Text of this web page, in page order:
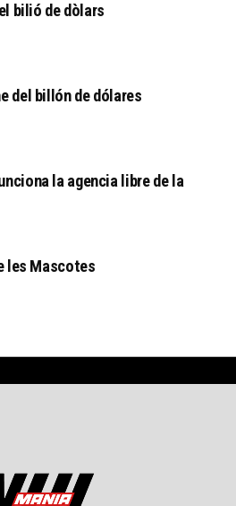
bilió de dòlars
del billón de dólares
la agencia libre de la
les Mascotes